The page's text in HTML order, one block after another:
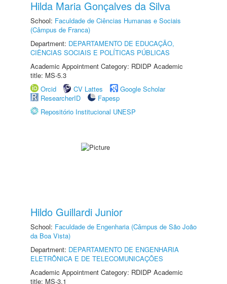
Hilda Maria Gonçalves da Silva
School: Faculdade de Ciências Humanas e Sociais
(Câmpus de Franca)
Department: DEPARTAMENTO DE EDUCAÇÃO,
CIÊNCIAS SOCIAIS E POLÍTICAS PÚBLICAS
Academic Appointment Category: RDIDP Academic
title: MS-5.3
Orcid
CV Lattes
Google Scholar
ResearcherID
Fapesp
Repositório Institucional UNESP
Hildo Guillardi Junior
School: Faculdade de Engenharia (Câmpus de São João
da Boa Vista)
Department: DEPARTAMENTO DE ENGENHARIA
ELETRÔNICA E DE TELECOMUNICAÇÕES
Academic Appointment Category: RDIDP Academic
title: MS-3.1